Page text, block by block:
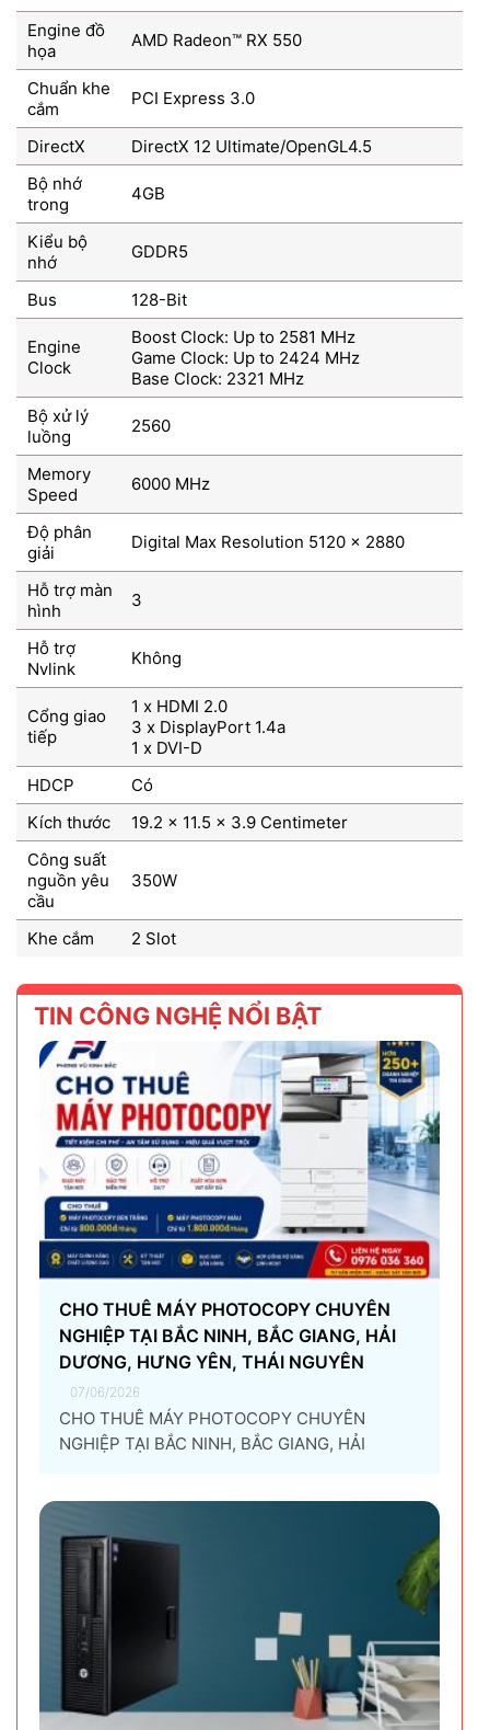
Engine đồ
họa
AMD Radeon™ RX 550
Chuẩn khe
cắm
PCI Express 3.0
DirectX
DirectX 12 Ultimate/OpenGL4.5
Bộ nhớ
trong
4GB
Kiểu bộ
nhớ
GDDR5
Bus 128-Bit
Engine
Clock
Boost Clock: Up to 2581 MHz
Game Clock: Up to 2424 MHz
Base Clock: 2321 MHz
Bộ xử lý
luồng
2560
Memory
Speed
6000 MHz
Độ phân
giải
Digital Max Resolution 5120 x 2880
Hỗ trợ màn
hình
3
Hỗ trợ
Nvlink
Không
Cổng giao
tiếp
1 x HDMI 2.0
3 x DisplayPort 1.4a
1 x DVI-D
HDCP
Có
Kích thước
19.2 x 11.5 x 3.9 Centimeter
Công suất
nguồn yêu
cầu
350W
Khe cắm 2 Slot
TIN CÔNG NGHỆ NỔI BẬT
CHO THUÊ MÁY PHOTOCOPY CHUYÊN
NGHIỆP TẠI BẮC NINH, BẮC GIANG, HẢI
DƯƠNG, HƯNG YÊN, THÁI NGUYÊN
07/06/2026
CHO THUÊ MÁY PHOTOCOPY CHUYÊN
NGHIỆP TẠI BẮC NINH, BẮC GIANG, HẢI
chi phí vận hành, ngày càng nhiều doanh
nghiệp lựa chọn giải pháp...